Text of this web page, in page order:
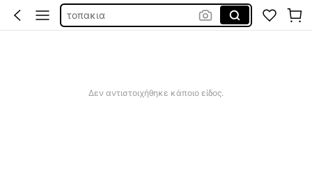
τοπακια
Δεν αντιστοιχήθηκε κάποιο είδος.